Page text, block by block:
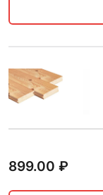
899.00 ₽